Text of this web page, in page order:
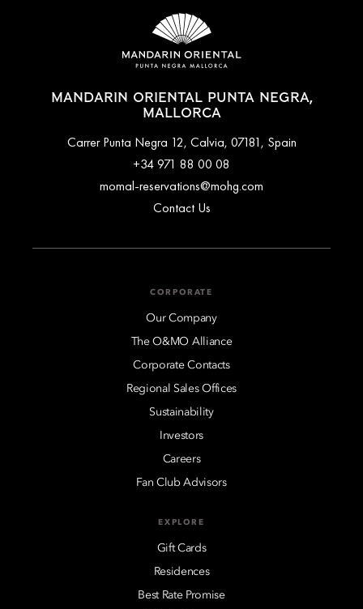
MANDARIN ORIENTAL PUNTA NEGRA,
MALLORCA
Carrer Punta Negra 12, Calvia, 07181, Spain
+34 971 88 00 08
momal-reservations@mohg.com
Contact Us
CORPORATE
Our Company
The O&MO Alliance
Corporate Contacts
Regional Sales Offices
Sustainability
Investors
Careers
Fan Club Advisors
EXPLORE
Gift Cards
Residences
Best Rate Promise